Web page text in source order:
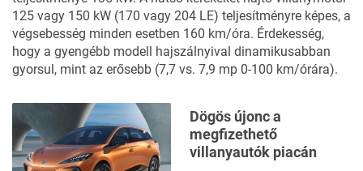
125 vagy 150 kW (170 vagy 204 LE) teljesítményre képes, a
végsebesség minden esetben 160 km/óra. Érdekesség,
hogy a gyengébb modell hajszálnyival dinamikusabban
gyorsul, mint az erősebb (7,7 vs. 7,9 mp 0-100 km/órára).
Dögös újonc a
megfizethető
villanyautók piacán